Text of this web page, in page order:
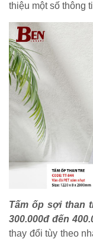
thiệu một số thông
Tấm ốp sợi than
300.000đ đến
thay đổi tùy theo